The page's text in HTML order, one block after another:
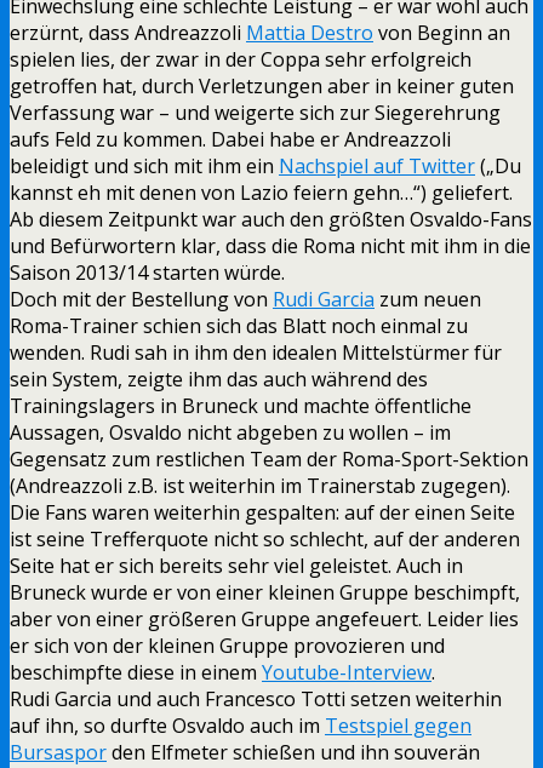
Einwechslung eine schlechte Leistung – er war wohl auch
erzürnt, dass Andreazzoli Mattia Destro von Beginn an
spielen lies, der zwar in der Coppa sehr erfolgreich
getroffen hat, durch Verletzungen aber in keiner guten
Verfassung war – und weigerte sich zur Siegerehrung
aufs Feld zu kommen. Dabei habe er Andreazzoli
beleidigt und sich mit ihm ein Nachspiel auf Twitter(„Du
kannst eh mit denen von Lazio feiern gehn…“) geliefert.
Ab diesem Zeitpunkt war auch den größten Osvaldo-Fans
und Befürwortern klar, dass die Roma nicht mit ihm in die
Saison 2013/14 starten würde.
Doch mit der Bestellung von Rudi Garcia zum neuen
Roma-Trainer schien sich das Blatt noch einmal zu
wenden. Rudi sah in ihm den idealen Mittelstürmer für
sein System, zeigte ihm das auch während des
Trainingslagers in Bruneck und machte öffentliche
Aussagen, Osvaldo nicht abgeben zu wollen – im
Gegensatz zum restlichen Team der Roma-Sport-Sektion
(Andreazzoli z.B. ist weiterhin im Trainerstab zugegen).
Die Fans waren weiterhin gespalten: auf der einen Seite
ist seine Trefferquote nicht so schlecht, auf der anderen
Seite hat er sich bereits sehr viel geleistet. Auch in
Bruneck wurde er von einer kleinen Gruppe beschimpft,
aber von einer größeren Gruppe angefeuert. Leider lies
er sich von der kleinen Gruppe provozieren und
beschimpfte diese in einem Youtube-Interview.
Rudi Garcia und auch Francesco Totti setzen weiterhin
auf ihn, so durfte Osvaldo auch im Testspiel gegen
Bursasporden Elfmeter schießen und ihn souverän